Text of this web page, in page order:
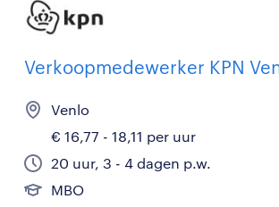
Verkoopmedewerker KPN
Venlo
€ 16,77 - 18,11 per uur
20 uur, 3 - 4 dagen p.w.
MBO